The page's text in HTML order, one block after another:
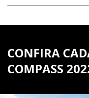
CONFIRA
COMPASS